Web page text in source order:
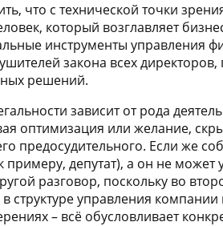
что с технической точки
который возглавляет
инструменты управления
закона всех
решений.
зависит от рода
оптимизация или желание,
предосудительного. Если же
примеру, депутат), а он не
разговор, поскольку во
управления компании
– всё обусловливает